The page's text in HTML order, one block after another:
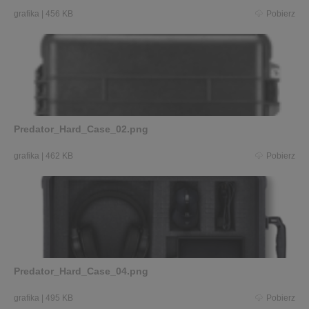
grafika | 456 KB Pobierz
Predator_Hard_Case_02.png
grafika | 462 KB Pobierz
Predator_Hard_Case_04.png
grafika | 495 KB Pobierz